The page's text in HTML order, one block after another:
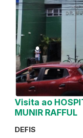
Visita ao
MUNIR RAFFUL
DEFIS